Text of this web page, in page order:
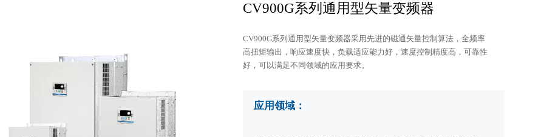
CV900G系列通用型矢量变频器
CV900G系列通用型矢量变频器采用先进的磁通矢量控制算法，全频率
高扭矩输出，响应速度快，负载适应能力好，速度控制精度高，可靠性
好，可以满足不同领域的应用要求。
应用领域：